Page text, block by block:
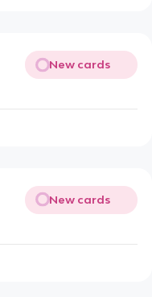
New cards
New cards